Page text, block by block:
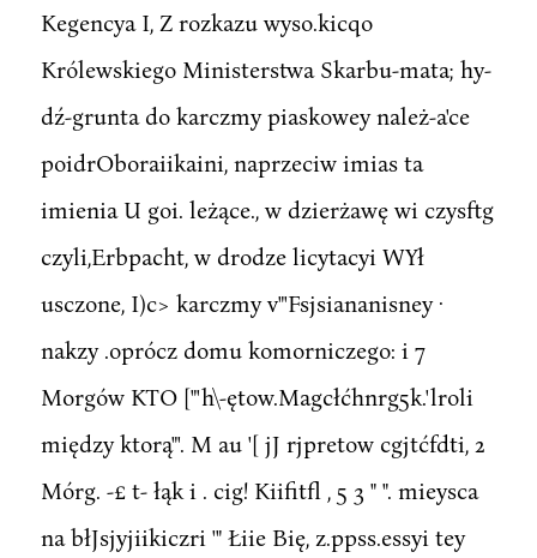
Kegencya I, Z rozkazu wyso.kicqo
Królewskiego Ministerstwa Skarbu-mata; hy-
dź-grunta do karczmy piaskowey należ-a'ce
poidrOboraiikaini, naprzeciw imias ta
imienia U goi. leżące., w dzierżawę wi czysftg
czyli,Erbpacht, w drodze licytacyi WYł
usczone, I)c> karczmy v"'Fsjsiananisney ·
nakzy .oprócz domu komorniczego: i 7
Morgów KTO ["'h\-ętow.Magcłćhnrg5k.'lroli
między ktorą"'. M au '[ jJ rjpretow cgjtćfdti, 2
Mórg. -£ t- łąk i . cig! Kiifitfl , 5 3 " ". mieysca
na błJsjyjiikiczri '" Łiie Bię, z.ppss.essyi tey